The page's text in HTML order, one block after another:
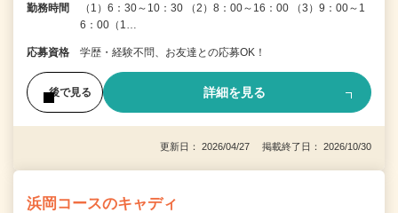
勤務時間
（1）6：30～10：30 （2）8：00～16：00 （3）9：00～1
6：00（1…
応募資格 学歴・経験不問、お友達との応募OK！
後で見る 詳細を見る
更新日： 2026/04/27 掲載終了日： 2026/10/30
浜岡コースのキャディ